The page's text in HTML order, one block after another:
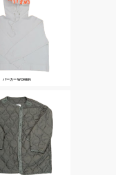
パーカー WOMEN